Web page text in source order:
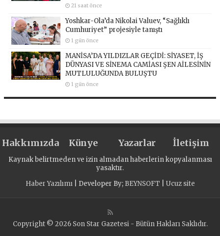
21 saat önce
Yoshkar-Ola’da Nikolai Valuev, “Sağlıklı
Cumhuriyet” projesiyle tanıştı
1 gün önce
MANİSA’DA YILDIZLAR GEÇİDİ: SİYASET, İŞ
DÜNYASI VE SİNEMA CAMİASI ŞEN AİLESİNİN
MUTLULUĞUNDA BULUŞTU
1 gün önce
Hakkımızda Künye Yazarlar İletişim
Kaynak belirtmeden ve izin almadan haberlerin kopyalanması
yasaktır.
Haber Yazılımı| Developer By; BEYNSOFT Ucuz site
Copyright © 2026 Son Star Gazetesi - Bütün Hakları Saklıdır.